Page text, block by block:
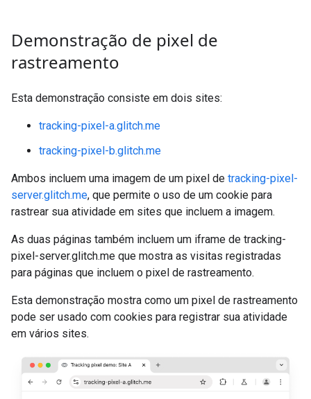
Demonstração de pixel de
rastreamento
Esta demonstração consiste em dois sites:
tracking-pixel-a.glitch.me
tracking-pixel-b.glitch.me
Ambos incluem uma imagem de um pixel de tracking-pixel-
server.glitch.me, que permite o uso de um cookie para
rastrear sua atividade em sites que incluem a imagem.
As duas páginas também incluem um iframe de tracking-
pixel-server.glitch.me que mostra as visitas registradas
para páginas que incluem o pixel de rastreamento.
Esta demonstração mostra como um pixel de rastreamento
pode ser usado com cookies para registrar sua atividade
em vários sites.